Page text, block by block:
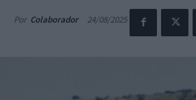
Por Colaborador 24/08/2025